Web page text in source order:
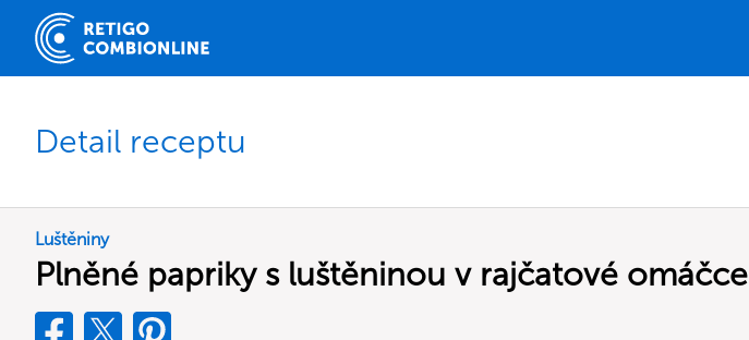
Detail receptu
Luštěniny
Plněné papriky s luštěninou v rajčatové omáčce